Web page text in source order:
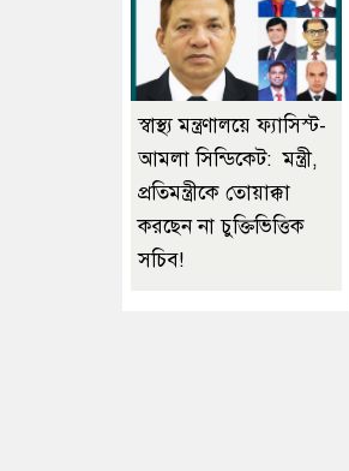
স্বাস্থ্য মন্ত্রণালয়ে ফ্যাসিস্ট-
আমলা সিন্ডিকেট: মন্ত্রী,
প্রতিমন্ত্রীকে তোয়াক্কা
করছেন না চুক্তিভিত্তিক
সচিব!